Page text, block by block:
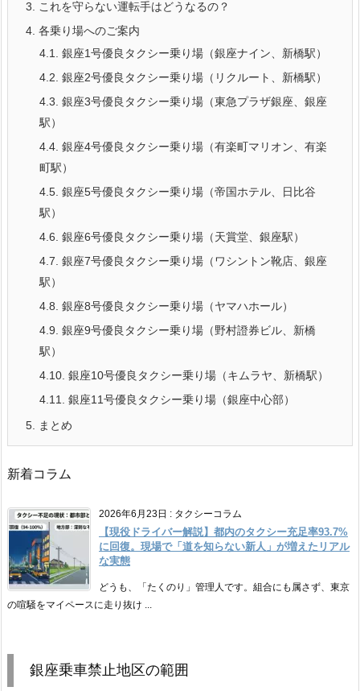
3.
これを守らない運転手はどうなるの？
4. 各乗り場へのご案内
4.1.
銀座1号優良タクシー乗り場（銀座ナイン、新橋駅）
4.2. 銀座2号優良タクシー乗り場（リクルート、新橋駅）
4.3. 銀座3号優良タクシー乗り場（東急プラザ銀座、銀座
駅）
4.4. 銀座4号優良タクシー乗り場（有楽町マリオン、有楽
町駅）
4.5. 銀座5号優良タクシー乗り場（帝国ホテル、日比谷
駅）
4.6. 銀座6号優良タクシー乗り場（天賞堂、銀座駅）
4.7. 銀座7号優良タクシー乗り場（ワシントン靴店、銀座
駅）
4.8. 銀座8号優良タクシー乗り場（ヤマハホール）
4.9. 銀座9号優良タクシー乗り場（野村證券ビル、新橋
駅）
4.10. 銀座10号優良タクシー乗り場（キムラヤ、新橋駅）
4.11.
銀座11号優良タクシー乗り場（銀座中心部）
5.
まとめ
新着コラム
2026年6月23日 : タクシーコラム
【現役ドライバー解説】都内のタクシー充足率93.7%
に回復。現場で「道を知らない新人」が増えたリアル
な実態
どうも、「たくのり」管理人です。組合にも属さず、東京
の喧騒をマイペースに走り抜け ...
銀座乗車禁止地区の範囲